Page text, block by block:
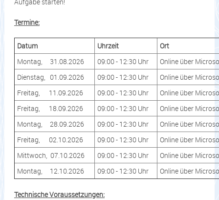
Termine:
Datum Uhrzeit
Ort
Montag, 31.08.2026
09:00 - 12:30 Uhr
Online über
Dienstag, 01.09.2026
09:00 - 12:30 Uhr
Online über
Freitag, 11.09.2026
09:00 - 12:30 Uhr
Online über
Freitag, 18.09.2026
09:00 - 12:30 Uhr
Online über
Montag, 28.09.2026
09:00 - 12:30 Uhr
Online über
Freitag, 02.10.2026
09:00 - 12:30 Uhr
Online über
Mittwoch, 07.10.2026
09:00 - 12:30 Uhr
Online über
Montag, 12.10.2026
09:00 - 12:30 Uhr Online über
Technische Voraussetzungen: